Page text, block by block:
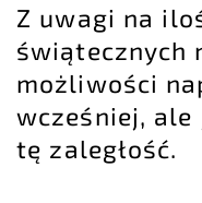
Z uwagi na
świątecznych
możliwości
wcześniej, ale
tę zaległość.